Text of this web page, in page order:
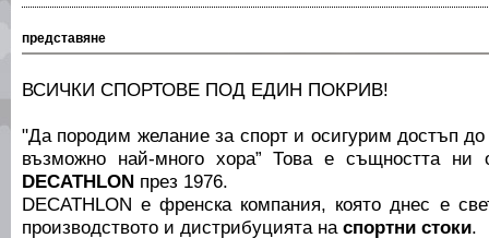
представяне
ВСИЧКИ СПОРТОВЕ ПОД ЕДИН ПОКРИВ!
"Да породим желание за спорт и осигурим достъп до
възможно най-много хора” Това е същността ни
DECATHLON през 1976.
DECATHLON е френска компания, която днес е
производството и дистрибуцията на спортни стоки.